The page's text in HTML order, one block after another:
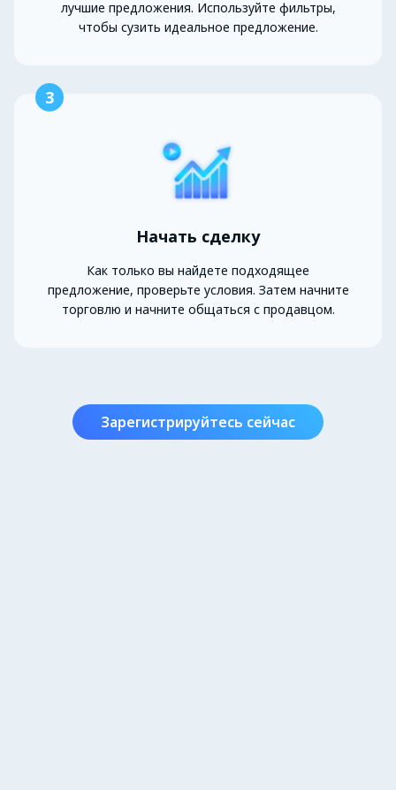
лучшие предложения. Используйте фильтры,
чтобы сузить идеальное предложение.
3
Начать сделку
Как только вы найдете подходящее
предложение, проверьте условия. Затем начните
торговлю и начните общаться с продавцом.
Зарегистрируйтесь сейчас